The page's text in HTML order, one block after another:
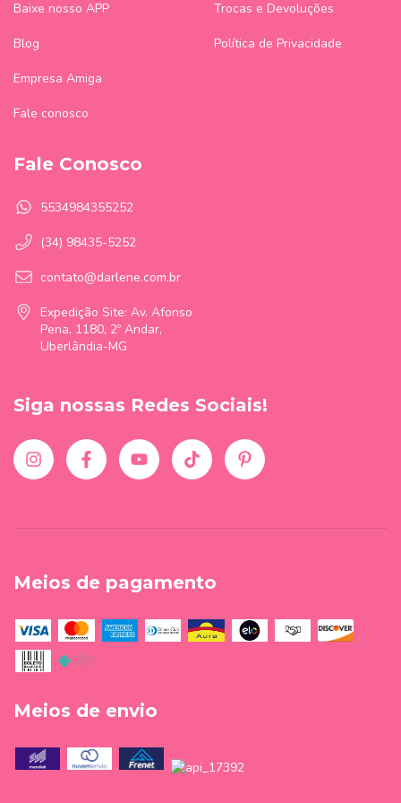
Baixe nosso APP
Blog
Empresa Amiga
Fale conosco
Trocas e Devoluções
Política de Privacidade
Fale Conosco
5534984355252
(34) 98435-5252
contato@darlene.com.br
Expedição Site: Av. Afonso
Pena, 1180, 2º Andar,
Uberlândia-MG
Siga nossas Redes Sociais!
Meios de pagamento
Meios de envio